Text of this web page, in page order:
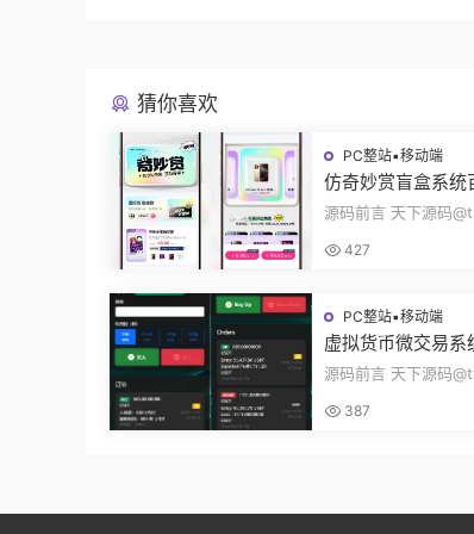
猜你喜欢
PC整站▪移动端
仿奇妙赏盲盒系统
页面抽奖开盒奖品
无限回调源码潮玩
源码前言 天下源码
度网盘奇妙赏盲盒
无限回调，...
427
PC整站▪移动端
虚拟货币微交易系
合约交易杠杆交易
员模式纯英文版源
源码前言 天下源码
币微交易投资理财源
+代理/前端...
387